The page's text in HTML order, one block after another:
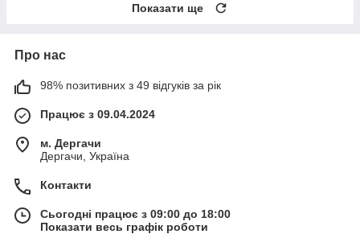
Показати ще
Про нас
98% позитивних з 49 відгуків за рік
Працює з 09.04.2024
м. Дергачи
Дергачи, Україна
Контакти
Сьогодні працює з 09:00 до 18:00
Показати весь графік роботи